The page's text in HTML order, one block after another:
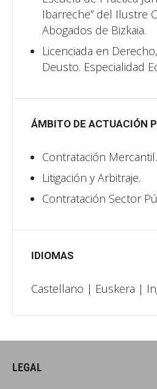
LEGAL
Ibarreche” del Ilustre
Abogados de Bizkaia.
Licenciada en
Deusto. Especialidad
ÁMBITO DE ACTUACIÓN
Contratación Mercantil.
Litigación y Arbitraje.
Contratación Sector
IDIOMAS
Castellano | Euskera |